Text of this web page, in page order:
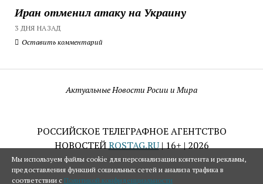
Иран отменил атаку на Украину
3 ДНЯ НАЗАД
Оставить комментарий
Актуальные Новости Росии и Мира
РОССИЙСКОЕ ТЕЛЕГРАФНОЕ АГЕНТСТВО
НОВОСТЕЙROSTAG.RU| 16+ | 2026
Мы используем файлы cookie для персонализации контента и рекламы,
предоставления функций социальных сетей и анализа трафика в
соответствии с Политикой конфиденциальности